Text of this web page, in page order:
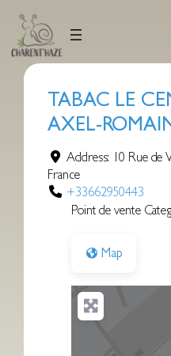
contenu
TABAC LE
AXEL-
Address: 10 Rue de
France
+33662950443
Point de vente
Map